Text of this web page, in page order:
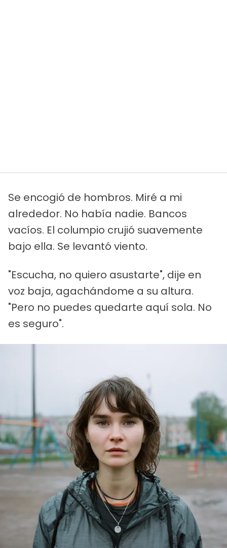
Se encogió de hombros. Miré a mi
alrededor. No había nadie. Bancos
vacíos. El columpio crujió suavemente
bajo ella. Se levantó viento.
"Escucha, no quiero asustarte", dije en
voz baja, agachándome a su altura.
"Pero no puedes quedarte aquí sola. No
es seguro".